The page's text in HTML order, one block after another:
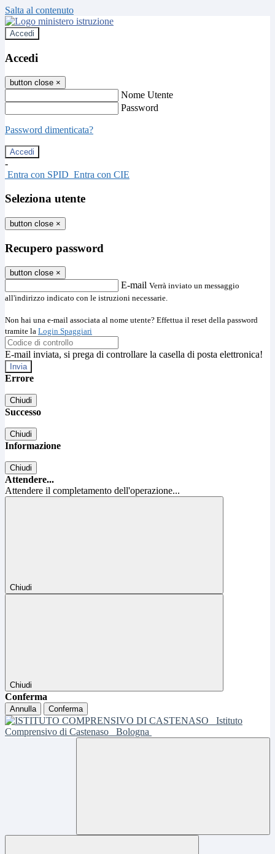
Salta al contenuto
Accedi
Accedi
button close ×
Nome Utente
Password
Password dimenticata?
-
Entra con SPID Entra con CIE
Seleziona utente
button close ×
Recupero password
button close ×
E-mail Verrà inviato un messaggio
all'indirizzo indicato con le istruzioni necessarie.
Non hai una e-mail associata al nome utente? Effettua il reset della password
tramite la Login Spaggiari
E-mail inviata, si prega di controllare la casella di posta elettronica!
Errore
Chiudi
Successo
Chiudi
Informazione
Chiudi
Attendere...
Attendere il completamento dell'operazione...
Chiudi
Chiudi
Conferma
Annulla Conferma
Istituto
Comprensivo di Castenaso
Bologna